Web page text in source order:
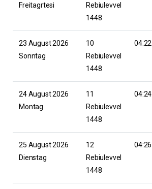
Freitagrtesi
Rebiulevvel
1448
23 August 2026
Sonntag
10
Rebiulevvel
1448
04:22
24 August 2026
Montag
11
Rebiulevvel
1448
04:24
25 August 2026
Dienstag
12
Rebiulevvel
1448
04:26